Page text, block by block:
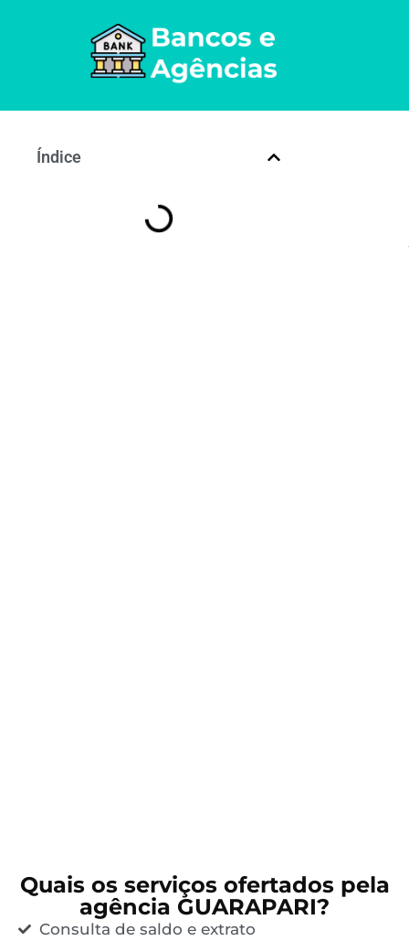
Índice
Quais os serviços ofertados pela
agência GUARAPARI?
Consulta de saldo e extrato